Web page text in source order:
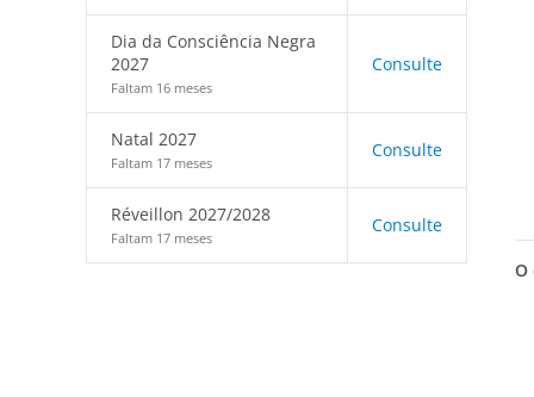
Dia da Consciência Negra
2027
Faltam 16 meses
Consulte
Natal 2027
Faltam 17 meses
Consulte
Réveillon 2027/2028
Faltam 17 meses
Consulte
O